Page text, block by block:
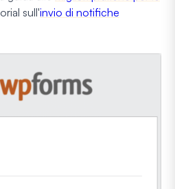
sull'invio di notifiche